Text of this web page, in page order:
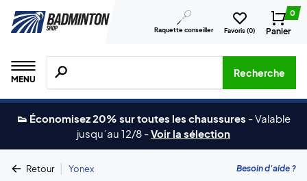
Raquette conseiller Favoris (0)
0
Panier
MENU
Recherche de produits, de marques, etc.
Recherche
👟 Économisez 20% sur toutes les chaussures -Valable
jusqu´au 12/8 -Voir la sélection
Retour | Yonex Besoin d'aide ?